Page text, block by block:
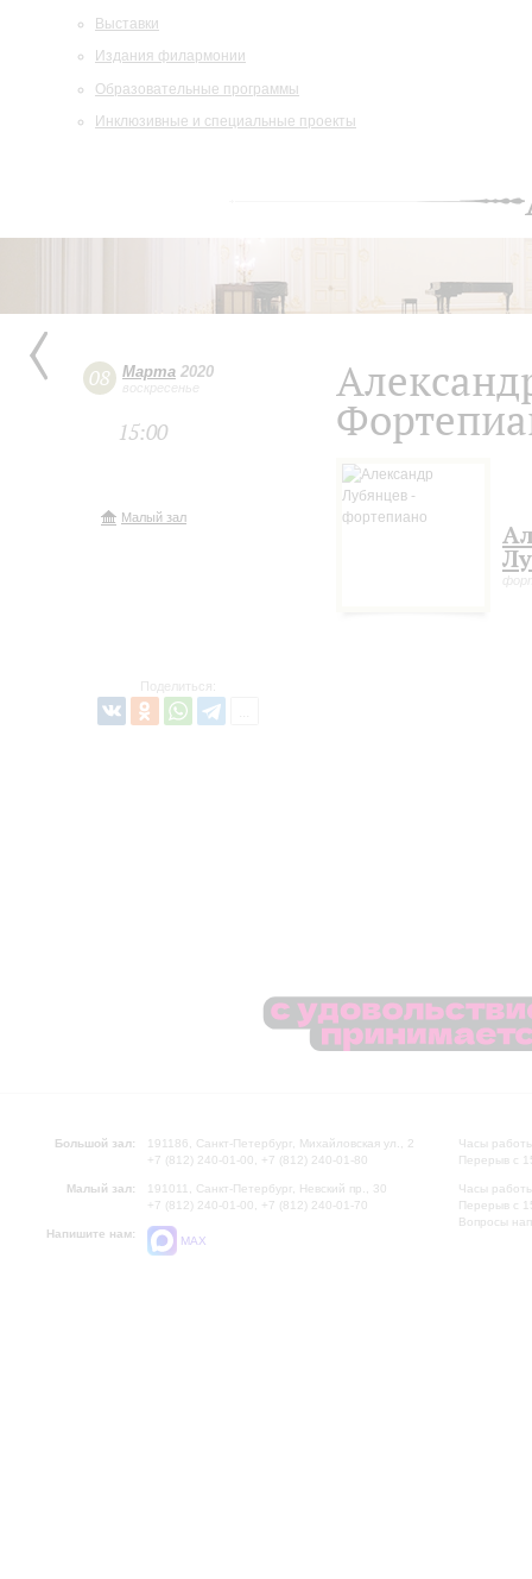
Выставки
Издания филармонии
Образовательные программы
Инклюзивные и специальные проекты
08 Марта 2020
воскресенье
15:00
Малый зал
Поделиться:
Большой зал:
191186, Санкт-Петербург, Михайловская ул., 2
+7 (812) 240-01-00, +7 (812) 240-01-80
Малый зал:
191011, Санкт-Петербург, Невский пр., 30
+7 (812) 240-01-00, +7 (812) 240-01-70
Напишите нам:
MAX
Часы
Перерыв с
Часы
Перерыв с
Вопросы